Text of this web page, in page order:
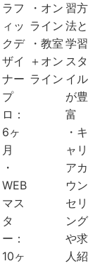
ラフ
ィッ
クデ
ザイ
ナー
プ
ロ：
6ヶ
月
・
WEB
マス
タ
ー：
10ヶ
・オン
ライン
・教室
＋オン
ライン
習方
法と
学習
スタ
イル
が豊
富
・キ
ャリ
アカ
ウン
セリ
ング
や求
人紹